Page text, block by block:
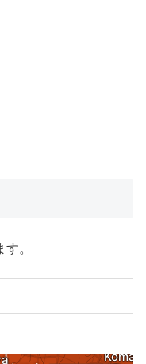
。